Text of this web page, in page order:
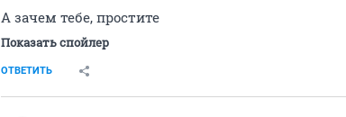
А зачем тебе, простите
Показать спойлер
ОТВЕТИТЬ